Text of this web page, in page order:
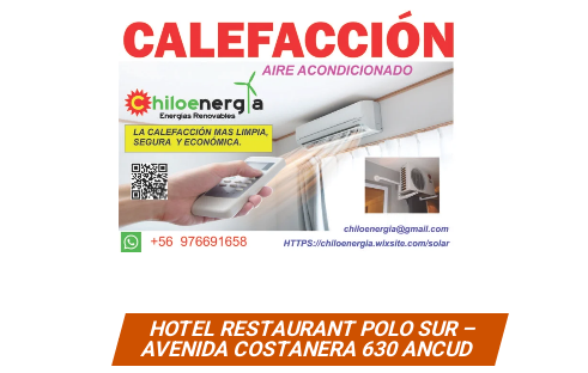
HOTEL RESTAURANT POLO SUR –
AVENIDA COSTANERA 630 ANCUD